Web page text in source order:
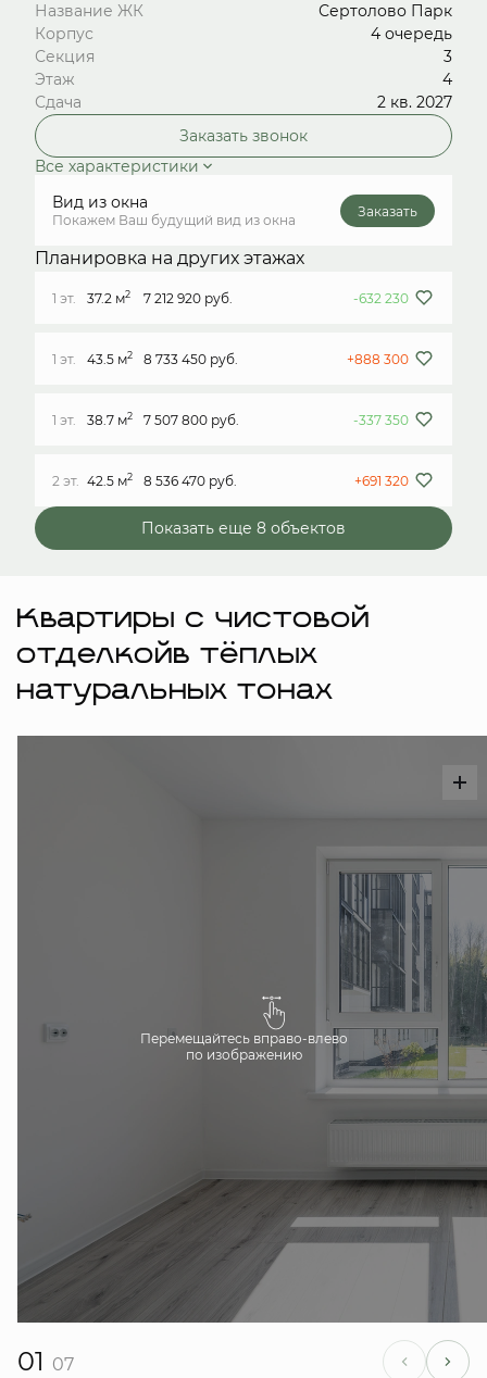
Название ЖК
Сертолово Парк
Корпус
4 очередь
Секция
3
Этаж
4
Сдача
2 кв. 2027
Заказать звонок
Все характеристики
Вид из окна
Покажем Ваш будущий вид из окна
Заказать
Планировка на других этажах
1 эт. 37.2 м2 7 212 920 руб. -632 230
1 эт. 43.5 м2 8 733 450 руб. +888 300
1 эт. 38.7 м2 7 507 800 руб. -337 350
2 эт. 42.5 м2 8 536 470 руб. +691 320
Показать еще 8 объектов
Квартиры с чистовой
отделкойв тёплых
натуральных тонах
Перемещайтесь вправо-влево
по изображению
01 07